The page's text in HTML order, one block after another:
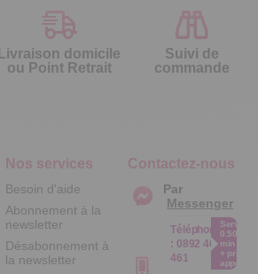
Livraison domicile
ou Point Retrait
Suivi de
commande
Nos services
Besoin d'aide
Abonnement à la
newsletter
Désabonnement à
la newsletter
Contactez-nous
Par
Messenger
Téléphone
: 0892 461
461
Service
0.50€ /
min
+ prix
appel